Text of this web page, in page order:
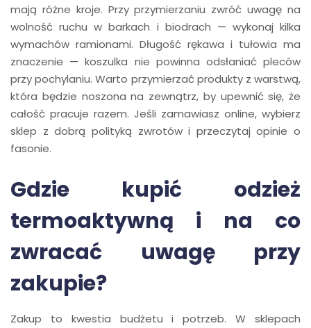
mają różne kroje. Przy przymierzaniu zwróć uwagę na
wolność ruchu w barkach i biodrach — wykonaj kilka
wymachów ramionami. Długość rękawa i tułowia ma
znaczenie — koszulka nie powinna odsłaniać pleców
przy pochylaniu. Warto przymierzać produkty z warstwą,
która będzie noszona na zewnątrz, by upewnić się, że
całość pracuje razem. Jeśli zamawiasz online, wybierz
sklep z dobrą polityką zwrotów i przeczytaj opinie o
fasonie.
Gdzie kupić odzież
termoaktywną i na co
zwracać uwagę przy
zakupie?
Zakup to kwestia budżetu i potrzeb. W sklepach